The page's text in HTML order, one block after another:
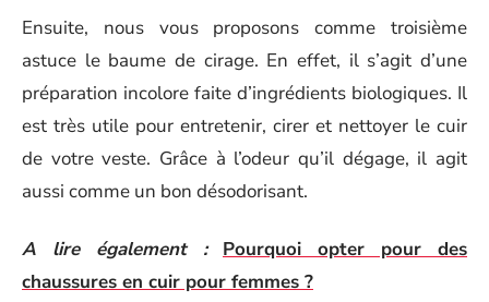
Ensuite, nous vous proposons comme troisième
astuce le baume de cirage. En effet, il s’agit d’une
préparation incolore faite d’ingrédients biologiques. Il
est très utile pour entretenir, cirer et nettoyer le cuir
de votre veste. Grâce à l’odeur qu’il dégage, il agit
aussi comme un bon désodorisant.
A lire également :
Pourquoi opter pour des
chaussures en cuir pour femmes ?